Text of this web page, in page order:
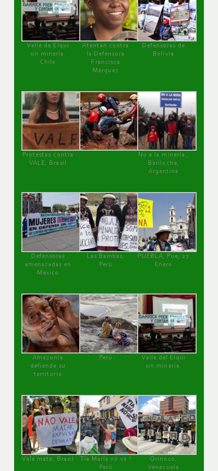
Valle de Elqui
sin minería.
Chile
Atentan contra
la Defensora
Francisca
Márquez
Defensoras de
Bolivia
Protestas contra
VALE, Brasil
No a la minería ,
Bariloche,
Argentina
Defensoras
amenazadas en
México
Las Bambas,
Perú
PUEBLA, Pue, 27
Enero
Amazonía
defiende su
territorio
Perú
Valle del Elqui
sin minería.
Vale mata, Brasil
Tía María no va !
Perú
Orinoco,
Venezuela